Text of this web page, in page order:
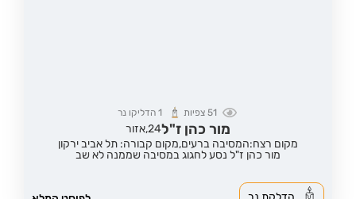
51צפיות 1 הדליקו נר
מור כהן ז"ל24,אזור
מקום רצח:המסיבה ברעים,מקום קבורה: תל אביב ירקון
מור כהן ז"ל נסע לחגוג במסיבה שממנה לא שב